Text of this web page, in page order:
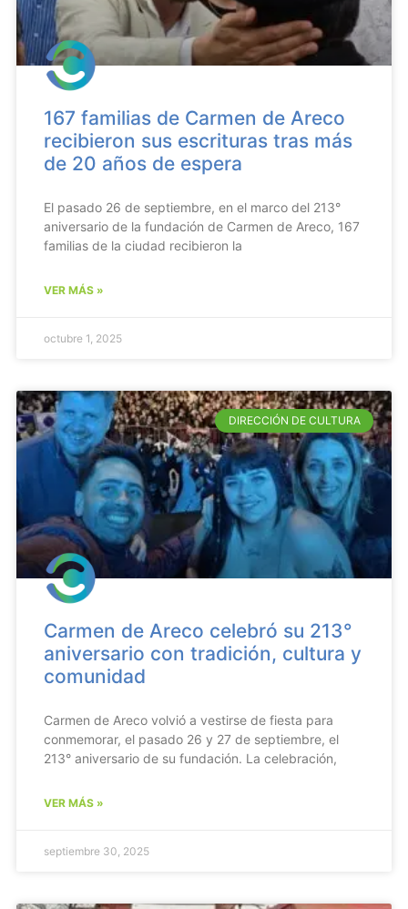
167 familias de Carmen de Areco
recibieron sus escrituras tras más
de 20 años de espera
El pasado 26 de septiembre, en el marco del 213°
aniversario de la fundación de Carmen de Areco, 167
familias de la ciudad recibieron la
VER MÁS »
octubre 1, 2025
DIRECCIÓN DE CULTURA
Carmen de Areco celebró su 213°
aniversario con tradición, cultura y
comunidad
Carmen de Areco volvió a vestirse de fiesta para
conmemorar, el pasado 26 y 27 de septiembre, el
213° aniversario de su fundación. La celebración,
VER MÁS »
septiembre 30, 2025